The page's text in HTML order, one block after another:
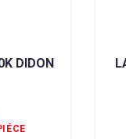
DIDON